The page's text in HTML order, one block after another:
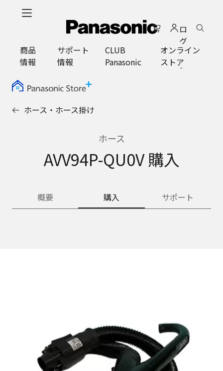
ロ
グ
イ
ン
商品
情報
サポート
情報
CLUB
Panasonic
オンライン
ストア
ホース・ホース掛け
ホース
AVV94P-QU0V 購入
概要 購入 サポート